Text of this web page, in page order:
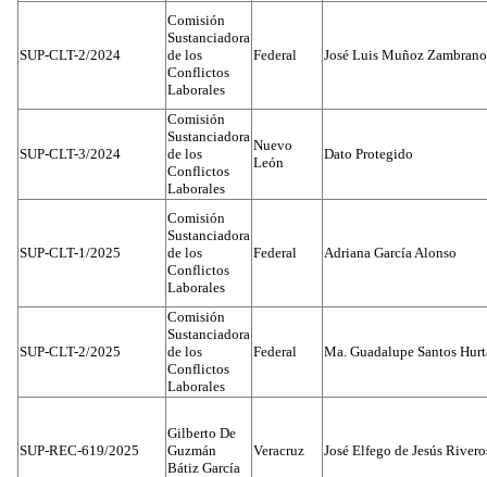
SUP-CLT-2/2024
Comisión
Sustanciadora
de los
Conflictos
Laborales
Federal José Luis Muñoz Zambrano
SUP-CLT-3/2024
Comisión
Sustanciadora
de los
Conflictos
Laborales
Nuevo
León
Dato Protegido
SUP-CLT-1/2025
Comisión
Sustanciadora
de los
Conflictos
Laborales
Federal Adriana García Alonso
SUP-CLT-2/2025
Comisión
Sustanciadora
de los
Conflictos
Laborales
Federal Ma. Guadalupe Santos
SUP-REC-619/2025
Gilberto De
Guzmán
Bátiz García
Veracruz José Elfego de Jesús